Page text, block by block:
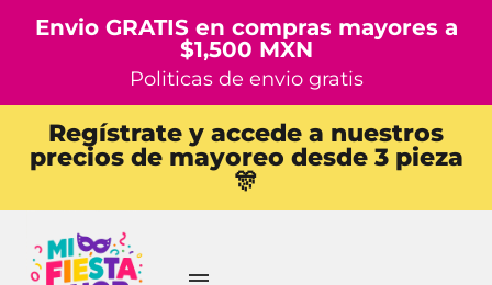
Envio GRATIS en compras mayores a
$1,500 MXN
Politicas de envio gratis
Regístrate y accede a nuestros
precios de mayoreo desde 3 pieza
🎊